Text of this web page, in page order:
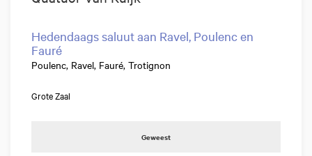
Hedendaags saluut aan Ravel, Poulenc en
Fauré
Poulenc, Ravel, Fauré, Trotignon
Grote Zaal
Geweest